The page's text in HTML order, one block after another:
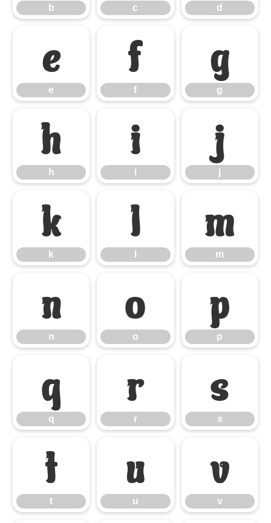
b c d
e
e
f
f
g
g
h
h
i
i
j
j
k
k
l m
m
n
n
o
o
p
p
q
q
r
r
s
s
t
t
u
u
v
v